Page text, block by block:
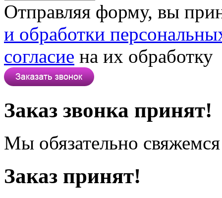
Отправляя форму, вы
и обработки
согласие на их обработку
Заказ звонка принят!
Мы обязательно
Заказ принят!